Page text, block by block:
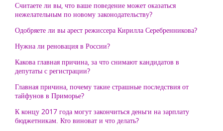
Считаете ли вы, что ваше поведение может оказаться
нежелательным по новому законодательству?
Одобряете ли вы арест режиссера Кирилла Серебренникова?
Нужна ли реновация в России?
Какова главная причина, за что снимают кандидатов в
депутаты с регистрации?
Главная причина, почему такие страшные последствия от
тайфунов в Приморье?
К концу 2017 года могут закончиться деньги на зарплату
бюджетникам. Кто виноват и что делать?